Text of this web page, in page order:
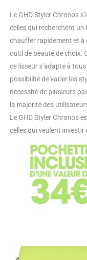
Le GHD Styler Chronos
celles qui recherchent
chauffer rapidement et à
outil de beauté de choix.
ce lisseur s’adapte à
possibilité de varier les
nécessité de plusieurs
la majorité des
Le GHD Styler Chronos
celles qui veulent